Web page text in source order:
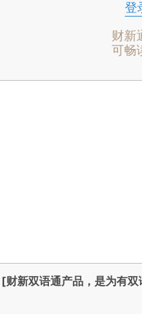
登
财新
可畅
[财新双语通产品，是为有双